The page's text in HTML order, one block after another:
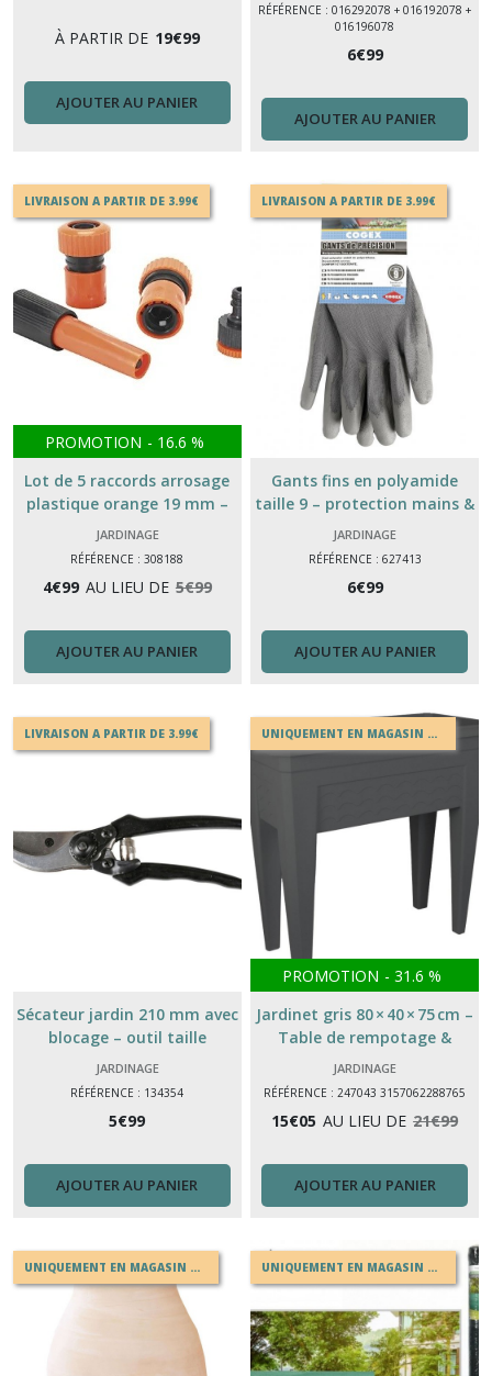
À PARTIR DE 19€99
AJOUTER AU PANIER
RÉFÉRENCE : 016292078 + 016192078 +
016196078
6€99
AJOUTER AU PANIER
LIVRAISON A PARTIR DE 3.99€
PROMOTION - 16.6 %
Lot de 5 raccords arrosage
plastique orange 19 mm –
jardin & irrigation
JARDINAGE
RÉFÉRENCE : 308188
4€99 AU LIEU DE 5€99
AJOUTER AU PANIER
LIVRAISON A PARTIR DE 3.99€
Gants fins en polyamide
taille 9 – protection mains &
précision
JARDINAGE
RÉFÉRENCE : 627413
6€99
AJOUTER AU PANIER
LIVRAISON A PARTIR DE 3.99€
Sécateur jardin 210 mm avec
blocage – outil taille
branches & arbustes
JARDINAGE
RÉFÉRENCE : 134354
5€99
AJOUTER AU PANIER
UNIQUEMENT EN MAGASIN OU EN DRIVE
PROMOTION - 31.6 %
Jardinet gris 80 × 40 × 75 cm –
Table de rempotage &
jardinière balcon jardin
JARDINAGE
RÉFÉRENCE : 247043 3157062288765
15€05 AU LIEU DE 21€99
AJOUTER AU PANIER
UNIQUEMENT EN MAGASIN OU EN DRIVE UNIQUEMENT EN MAGASIN OU EN DRIVE